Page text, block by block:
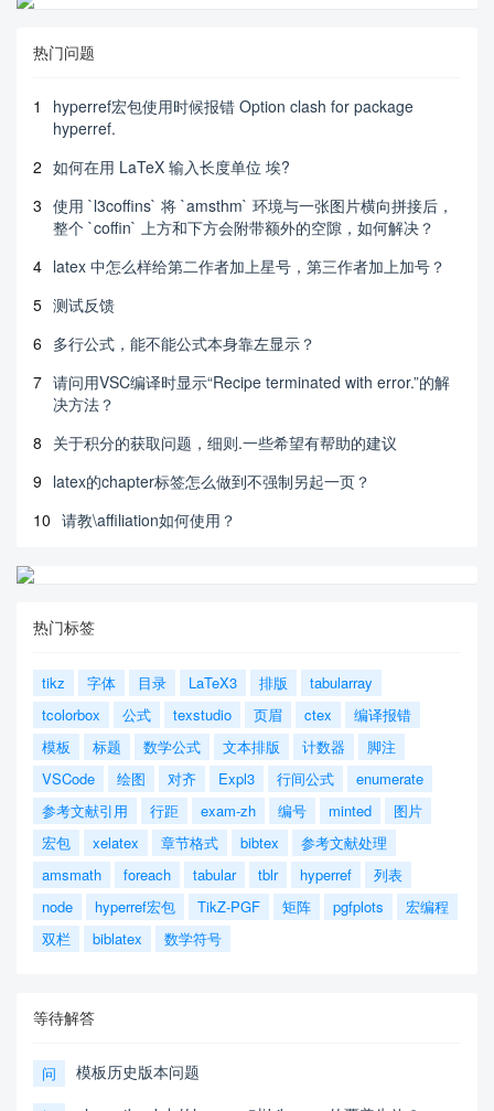
热门问题
1
hyperref宏包使用时候报错 Option clash for package
hyperref.
2 如何在用 LaTeX 输入长度单位 埃?
3 使用 `l3coffins` 将 `amsthm` 环境与一张图片横向拼接后，
整个 `coffin` 上方和下方会附带额外的空隙，如何解决？
4 latex 中怎么样给第二作者加上星号，第三作者加上加号？
5 测试反馈
6 多行公式，能不能公式本身靠左显示？
7 请问用VSC编译时显示“Recipe terminated with error.”的解
决方法？
8 关于积分的获取问题，细则.一些希望有帮助的建议
9 latex的chapter标签怎么做到不强制另起一页？
10 请教\affiliation如何使用？
热门标签
tikz 字体 目录 LaTeX3 排版
tabularray
tcolorbox
公式 texstudio 页眉 ctex
编译报错
模板
标题 数学公式 文本排版 计数器
脚注
VSCode
绘图 对齐 Expl3 行间公式
enumerate
参考文献引用
行距 exam-zh 编号 minted
图片
宏包
xelatex 章节格式 bibtex
参考文献处理
amsmath
foreach tabular tblr hyperref
列表
node
hyperref宏包 TikZ-PGF 矩阵 pgfplots
宏编程
双栏
biblatex 数学符号
等待解答
问 模板历史版本问题